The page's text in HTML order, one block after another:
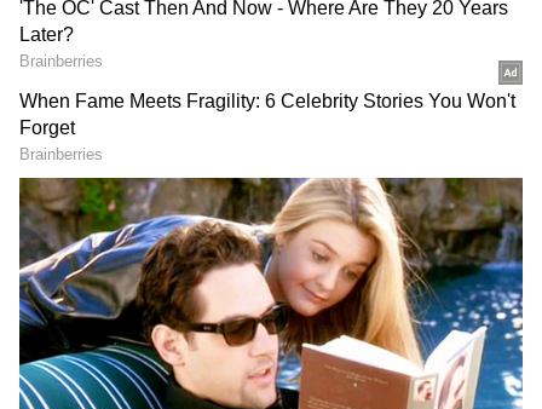
3
5
திருமணம் ஆனபின்னரும், இவர்வரும்
சேர்ந்து 'மாப்பிள்ளை' என்கிற ஒரு